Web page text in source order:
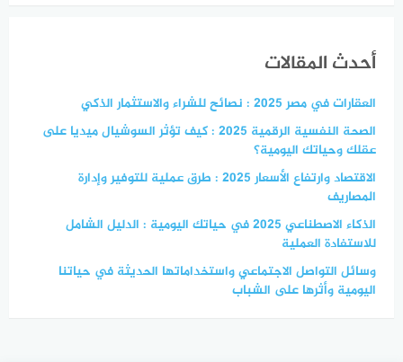
أحدث المقالات
العقارات في مصر 2025 : نصائح للشراء والاستثمار الذكي
الصحة النفسية الرقمية 2025 : كيف تؤثر السوشيال ميديا على
عقلك وحياتك اليومية؟
الاقتصاد وارتفاع الأسعار 2025 : طرق عملية للتوفير وإدارة
المصاريف
الذكاء الاصطناعي 2025 في حياتك اليومية : الدليل الشامل
للاستفادة العملية
وسائل التواصل الاجتماعي واستخداماتها الحديثة في حياتنا
اليومية وأثرها على الشباب